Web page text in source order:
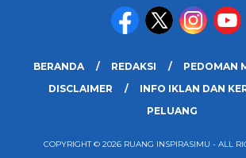
BERANDA REDAKSI
PEDOMAN
DISCLAIMER
INFO IKLAN DAN
PELUANG
COPYRIGHT © 2026 RUANG INSPIRASIMU - ALL